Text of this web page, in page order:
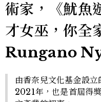
術家，《魷魚
才女巫，你全
Rungano
由香奈兒文化基金設
2021年，也是首屆得